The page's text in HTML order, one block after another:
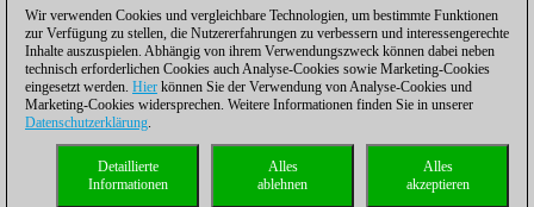
Wir verwenden Cookies und vergleichbare Technologien, um bestimmte Funktionen
zur Verfügung zu stellen, die Nutzererfahrungen zu verbessern und interessengerechte
Inhalte auszuspielen. Abhängig von ihrem Verwendungszweck können dabei neben
technisch erforderlichen Cookies auch Analyse-Cookies sowie Marketing-Cookies
eingesetzt werden. Hier können Sie der Verwendung von Analyse-Cookies und
Marketing-Cookies widersprechen. Weitere Informationen finden Sie in unserer
Datenschutzerklärung.
Alles
akzeptieren
Alles
ablehnen
Detaillierte
Informationen